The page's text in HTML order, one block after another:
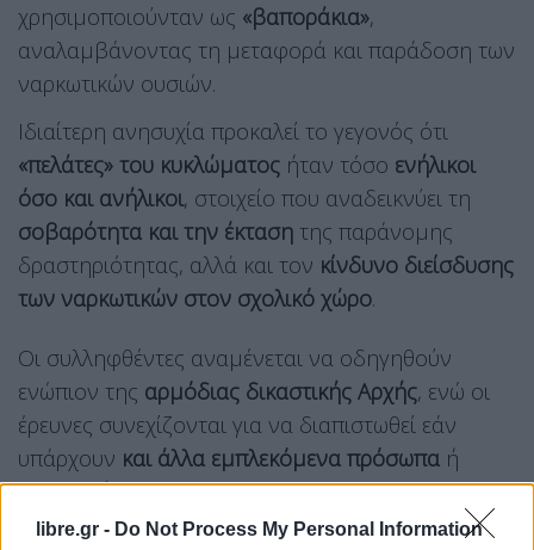
libre.gr - Do Not Process My Personal Information
χρησιμοποιούνταν ως «βαποράκια»,
αναλαμβάνοντας τη μεταφορά και παράδοση των
ναρκωτικών ουσιών.
Ιδιαίτερη ανησυχία προκαλεί το γεγονός ότι
«πελάτες» του κυκλώματος ήταν τόσο ενήλικοι
όσο και ανήλικοι, στοιχείο που αναδεικνύει τη
σοβαρότητα και την έκταση της παράνομης
δραστηριότητας, αλλά και τον κίνδυνο διείσδυσης
των ναρκωτικών στον σχολικό χώρο.
Οι συλληφθέντες αναμένεται να οδηγηθούν
ενώπιον της αρμόδιας δικαστικής Αρχής, ενώ οι
έρευνες συνεχίζονται για να διαπιστωθεί εάν
υπάρχουν και άλλα εμπλεκόμενα πρόσωπα ή
διασυνδέσειςτου κυκλώματος.